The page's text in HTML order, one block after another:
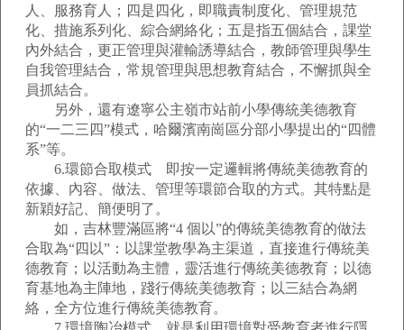
人、服務育人；四是四化，即職責制度化、管理規范
化、措施系列化、綜合網絡化；五是指五個結合，課堂
內外結合，更正管理與灌輸誘導結合，教師管理與學生
自我管理結合，常規管理與思想教育結合，不懈抓與全
員抓結合。
另外，還有遼寧公主嶺市站前小學傳統美德教育
的“一二三四”模式，哈爾濱南崗區分部小學提出的“四體
系”等。
6.環節合取模式 即按一定邏輯將傳統美德教育的
依據、內容、做法、管理等環節合取的方式。其特點是
新穎好記、簡便明了。
如，吉林豐滿區將“4 個以”的傳統美德教育的做法
合取為“四以”：以課堂教學為主渠道，直接進行傳統美
德教育；以活動為主體，靈活進行傳統美德教育；以德
育基地為主陣地，踐行傳統美德教育；以三結合為網
絡，全方位進行傳統美德教育。